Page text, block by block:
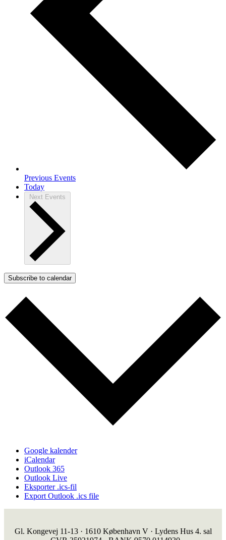
Previous Events
Today
Next Events
Subscribe to calendar
Google kalender
iCalendar
Outlook 365
Outlook Live
Eksporter .ics-fil
Export Outlook .ics file
Gl. Kongevej 11-13 · 1610 København V · Lydens Hus 4. sal